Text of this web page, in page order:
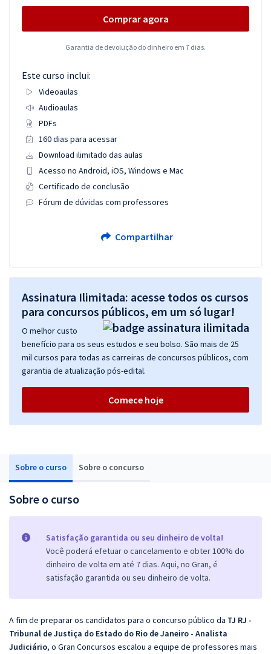
Sobre o curso Sobre o concurso
Sobre o curso
Satisfação garantida ou seu dinheiro de volta!
Você poderá efetuar o cancelamento e obter 100% do
dinheiro de volta em até 7 dias. Aqui, no Gran, é
satisfação garantida ou seu dinheiro de volta.
A fim de preparar os candidatos para o concurso público da TJ RJ -
Tribunal de Justiça do Estado do Rio de Janeiro - Analista
Judiciário, o Gran Concursos escalou a equipe de professores mais
Comprar agora
Garantia de devolução do dinheiro em 7 dias.
Este curso inclui:
Videoaulas
Audioaulas
PDFs
160 dias para acessar
Download ilimitado das aulas
Acesso no Android, iOS, Windows e Mac
Certificado de conclusão
Fórum de dúvidas com professores
Compartilhar
Assinatura Ilimitada: acesse todos os cursos
para concursos públicos, em um só lugar!
O melhor custo
benefício para os seus estudos e seu bolso. São mais de 25
mil cursos para todas as carreiras de concursos públicos, com
garantia de atualização pós-edital.
Comece hoje